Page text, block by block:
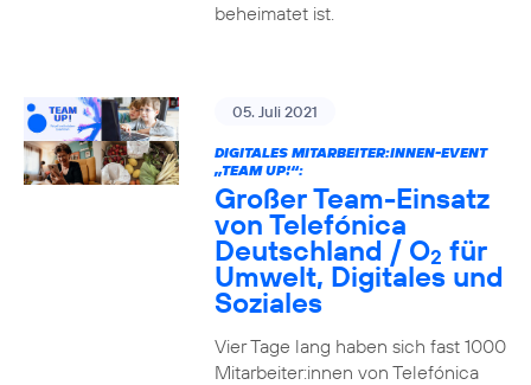
beheimatet ist.
05. Juli 2021
DIGITALES MITARBEITER:INNEN-EVENT
„TEAM UP!“:
Großer Team-Einsatz
von Telefónica
Deutschland / O2 für
Umwelt, Digitales und
Soziales
Vier Tage lang haben sich fast 1000
Mitarbeiter:innen von Telefónica